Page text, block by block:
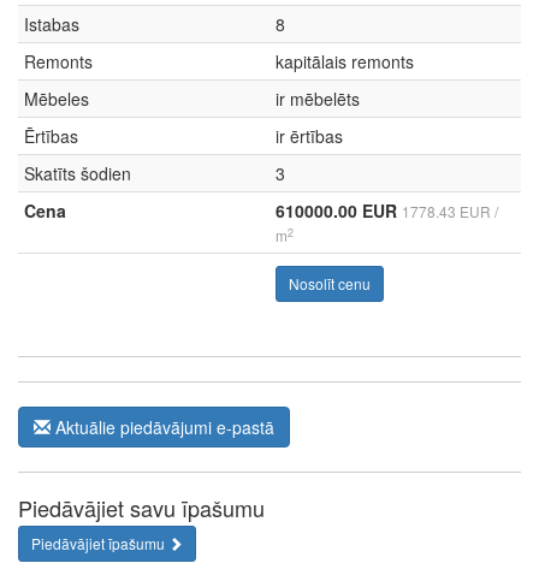
Istabas
8
Remonts
kapitālais remonts
Mēbeles
ir mēbelēts
Ērtības
ir ērtības
Skatīts šodien
3
Cena
610000.00 EUR 1778.43 EUR /
m2
Nosolīt cenu
Aktuālie piedāvājumi e-pastā
Piedāvājiet savu īpašumu
Piedāvājiet īpašumu